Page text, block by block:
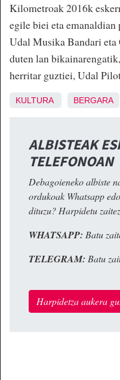
Kilometroak 2016k
egile biei eta emanaldian
Udal Musika Bandari
duten lan
herritar guztiei, Udal
KULTURA BERGARA
ALBISTEAK
TELEFONOAN
Debagoieneko albiste
ordukoak Whatsapp
dituzu? Harpidetu
WHATSAPP: Batu
TELEGRAM: Batu
Harpidetza aukera